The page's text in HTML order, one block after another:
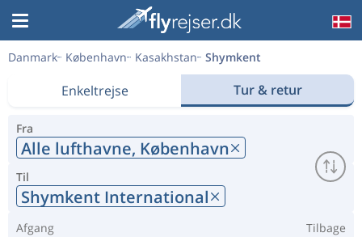
Danmark København Kasakhstan Shymkent
Enkeltrejse Tur & retur
Fra
Alle lufthavne, København
Til
Shymkent International
Afgang Tilbage